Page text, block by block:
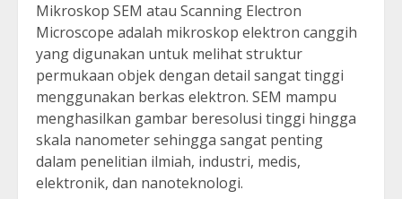
Mikroskop SEM atau Scanning Electron
Microscope adalah mikroskop elektron canggih
yang digunakan untuk melihat struktur
permukaan objek dengan detail sangat tinggi
menggunakan berkas elektron. SEM mampu
menghasilkan gambar beresolusi tinggi hingga
skala nanometer sehingga sangat penting
dalam penelitian ilmiah, industri, medis,
elektronik, dan nanoteknologi.